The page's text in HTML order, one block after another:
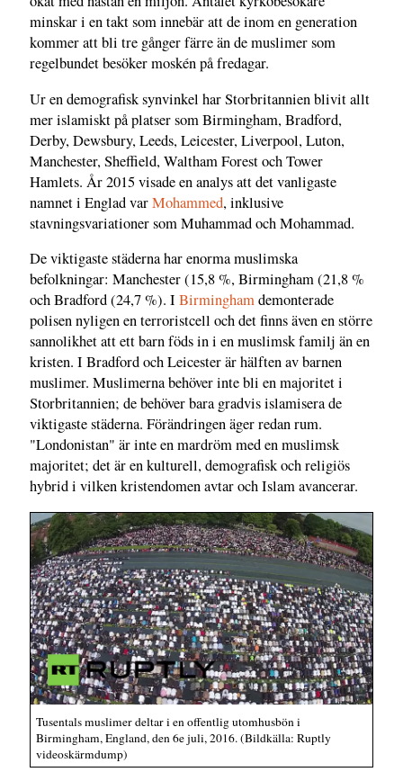
minskar i en takt som innebär att de inom en generation
kommer att bli tre gånger färre än de muslimer som
regelbundet besöker moskén på fredagar.
Ur en demografisk synvinkel har Storbritannien blivit allt
mer islamiskt på platser som Birmingham, Bradford,
Derby, Dewsbury, Leeds, Leicester, Liverpool, Luton,
Manchester, Sheffield, Waltham Forest och Tower
Hamlets. År 2015 visade en analys att det vanligaste
namnet i Englad varMohammed, inklusive
stavningsvariationer som Muhammad och Mohammad.
De viktigaste städerna har enorma muslimska
befolkningar: Manchester (15,8 %, Birmingham (21,8 %
och Bradford (24,7 %). I Birminghamdemonterade
polisen nyligen en terroristcell och det finns även en större
sannolikhet att ett barn föds in i en muslimsk familj än en
kristen. I Bradford och Leicester är hälften av barnen
muslimer. Muslimerna behöver inte bli en majoritet i
Storbritannien; de behöver bara gradvis islamisera de
viktigaste städerna. Förändringen äger redan rum.
"Londonistan" är inte en mardröm med en muslimsk
majoritet; det är en kulturell, demografisk och religiös
hybrid i vilken kristendomen avtar och Islam avancerar.
Tusentals muslimer deltar i en offentlig utomhusbön i
Birmingham, England, den 6e juli, 2016. (Bildkälla: Ruptly
videoskärmdump)